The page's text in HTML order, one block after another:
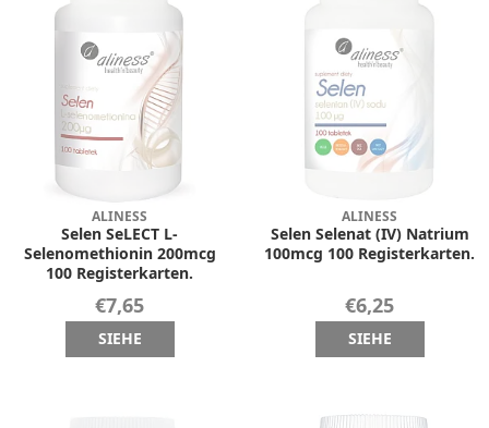
ALINESS
Selen SeLECT L-
Selenomethionin 200mcg
100 Registerkarten.
€7,65
SIEHE
ALINESS
Selen Selenat (IV) Natrium
100mcg 100 Registerkarten.
€6,25
SIEHE